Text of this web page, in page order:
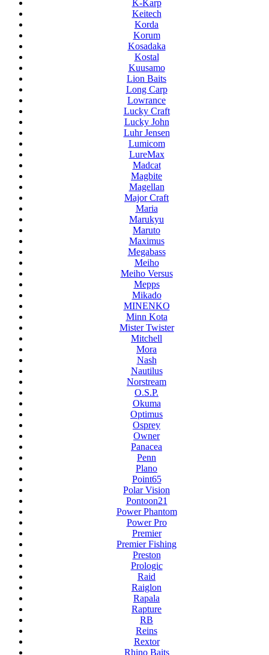
K-Karp
Keitech
Korda
Korum
Kosadaka
Kostal
Kuusamo
Lion Baits
Long Carp
Lowrance
Lucky Craft
Lucky John
Luhr Jensen
Lumicom
LureMax
Madcat
Magbite
Magellan
Major Craft
Maria
Marukyu
Maruto
Maximus
Megabass
Meiho
Meiho Versus
Mepps
Mikado
MINENKO
Minn Kota
Mister Twister
Mitchell
Mora
Nash
Nautilus
Norstream
O.S.P.
Okuma
Optimus
Osprey
Owner
Panacea
Penn
Plano
Point65
Polar Vision
Pontoon21
Power Phantom
Power Pro
Premier
Premier Fishing
Preston
Prologic
Raid
Raiglon
Rapala
Rapture
RB
Reins
Rextor
Rhino Baits